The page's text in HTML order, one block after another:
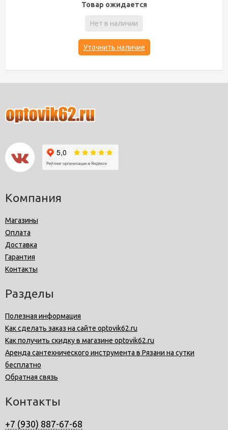
Товар ожидается
Нет в наличии
Уточнить наличие
Компания
Магазины
Оплата
Доставка
Гарантия
Контакты
Разделы
Полезная информация
Как сделать заказ на сайте optovik62.ru
Как получить скидку в магазине optovik62.ru
Аренда сантехнического инструмента в Рязани на сутки
бесплатно
Обратная связь
Контакты
+7 (930) 887-67-68